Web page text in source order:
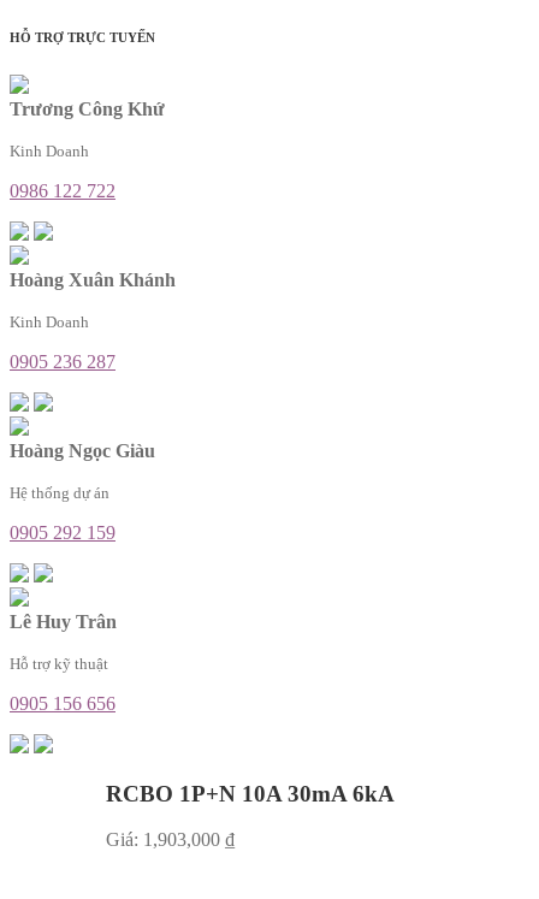
HỖ TRỢ TRỰC TUYẾN
Trương Công Khứ
Kinh Doanh
0986 122 722
Hoàng Xuân Khánh
Kinh Doanh
0905 236 287
Hoàng Ngọc Giàu
Hệ thống dự án
0905 292 159
Lê Huy Trân
Hỗ trợ kỹ thuật
0905 156 656
RCBO 1P+N 10A 30mA 6kA
Giá: 1,903,000 ₫